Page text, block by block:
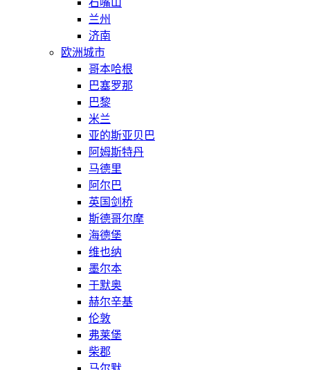
石嘴山
兰州
济南
欧洲城市
哥本哈根
巴塞罗那
巴黎
米兰
亚的斯亚贝巴
阿姆斯特丹
马德里
阿尔巴
英国剑桥
斯德哥尔摩
海德堡
维也纳
墨尔本
于默奥
赫尔辛基
伦敦
弗莱堡
柴郡